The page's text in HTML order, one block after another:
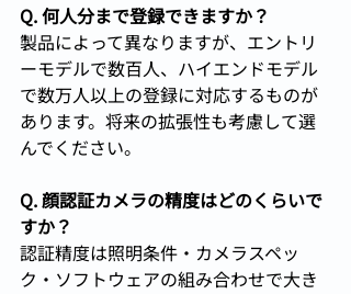
Q. 何人分まで登録できますか？
製品によって異なりますが、エントリ
ーモデルで数百人、ハイエンドモデル
で数万人以上の登録に対応するものが
あります。将来の拡張性も考慮して選
んでください。
Q. 顔認証カメラの精度はどのくらいで
すか？
認証精度は照明条件・カメラスペッ
ク・ソフトウェアの組み合わせで大き